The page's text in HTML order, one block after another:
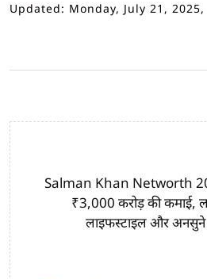
Updated: Monday, July 21,
Salman Khan Networth
₹3,000 करोड़ की कमाई,
लाइफस्टाइल और अनसुने